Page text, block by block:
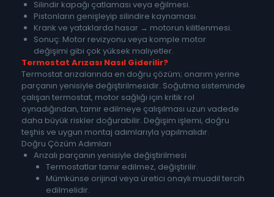
Silindir kapağı çatlaması veya eğilmesi.
Pistonların genişleyip silindire kaynaması.
Krank ve yataklarda hasar → motorun kilitlenmesi.
Sonuç: Motor revizyonu veya komple motor
değişimi gibi çok yüksek maliyetler.
Termostat Arızası Nasıl Giderilir?
Termostat arızalarında en doğru çözüm; onarım yerine
parçanın yenisiyle değiştirilmesidir. Soğutma sisteminde
çalışan termostat, motor sağlığı için kritik rol
oynadığından, tamir edilmeye çalışılması uzun vadede
daha büyük riskler doğurabilir. Değişim işlemi, doğru
teşhis ve uygun montaj adımlarıyla yapılmalıdır.
Doğru Çözüm Adımları
Arızalı parçanın yenisiyle değiştirilmesi
Termostatlar tamir edilmez, değiştirilir.
Mümkünse orijinal veya üretici onaylı muadil tercih
edilmelidir.